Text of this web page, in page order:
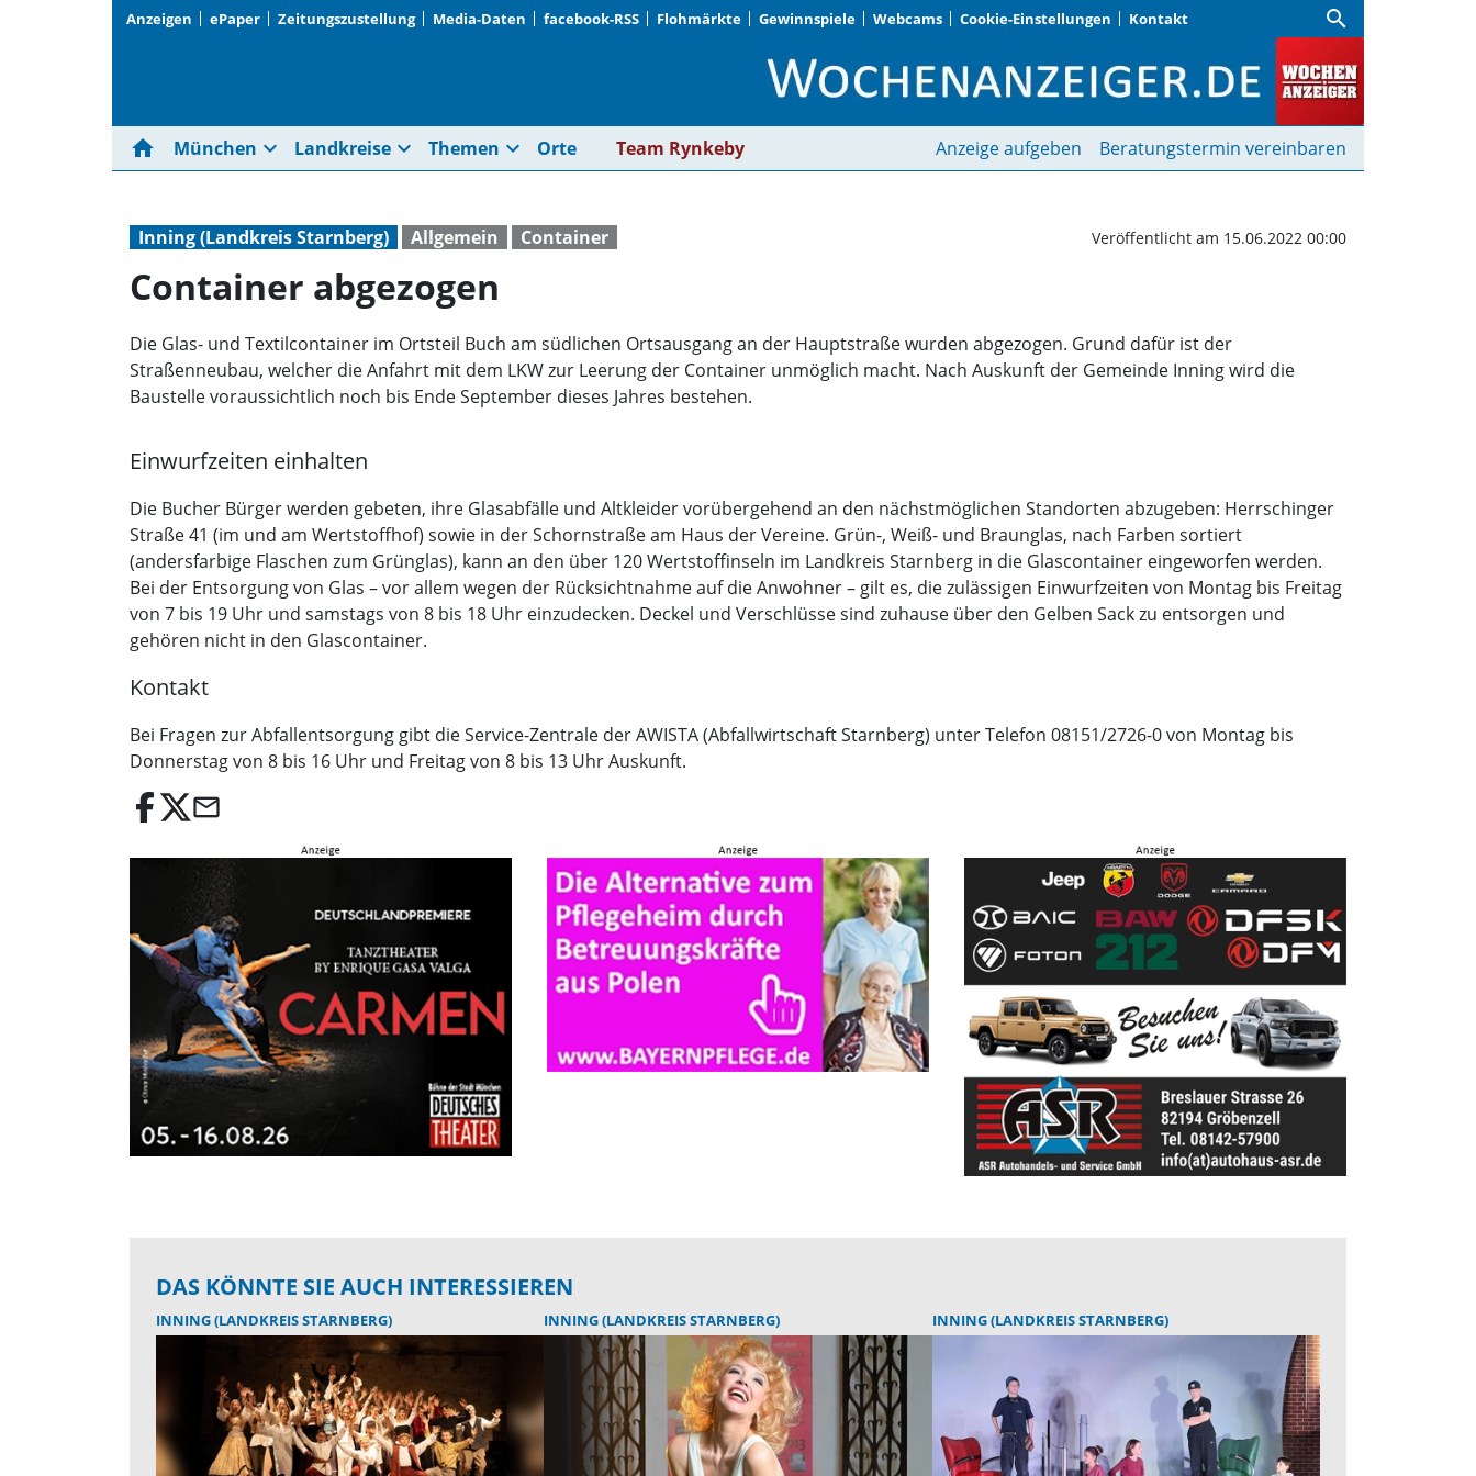
Anzeigen ePaper Zeitungszustellung Media-Daten facebook-RSS Flohmärkte Gewinnspiele Webcams Cookie-Einstellungen Kontakt search
Container abgezogen | Wochenanzeiger
home München expand_more Landkreise expand_more Themen expand_more Orte Team Rynkeby Anzeige aufgeben Beratungstermin vereinbaren
Inning (Landkreis Starnberg) Allgemein Container Veröffentlicht am 15.06.2022 00:00
Container abgezogen
Die Glas- und Textilcontainer im Ortsteil Buch am südlichen Ortsausgang an der Hauptstraße wurden abgezogen. Grund dafür ist der
Straßenneubau, welcher die Anfahrt mit dem LKW zur Leerung der Container unmöglich macht. Nach Auskunft der Gemeinde Inning wird die
Baustelle voraussichtlich noch bis Ende September dieses Jahres bestehen.
Einwurfzeiten einhalten
Die Bucher Bürger werden gebeten, ihre Glasabfälle und Altkleider vorübergehend an den nächstmöglichen Standorten abzugeben: Herrschinger
Straße 41 (im und am Wertstoffhof) sowie in der Schornstraße am Haus der Vereine. Grün-, Weiß- und Braunglas, nach Farben sortiert
(andersfarbige Flaschen zum Grünglas), kann an den über 120 Wertstoffinseln im Landkreis Starnberg in die Glascontainer eingeworfen werden.
Bei der Entsorgung von Glas – vor allem wegen der Rücksichtnahme auf die Anwohner – gilt es, die zulässigen Einwurfzeiten von Montag bis Freitag
von 7 bis 19 Uhr und samstags von 8 bis 18 Uhr einzudecken. Deckel und Verschlüsse sind zuhause über den Gelben Sack zu entsorgen und
gehören nicht in den Glascontainer.
Kontakt
Bei Fragen zur Abfallentsorgung gibt die Service-Zentrale der AWISTA (Abfallwirtschaft Starnberg) unter Telefon 08151/2726-0 von Montag bis
Donnerstag von 8 bis 16 Uhr und Freitag von 8 bis 13 Uhr Auskunft.
email
DAS KÖNNTE SIE AUCH INTERESSIEREN
INNING (LANDKREIS STARNBERG) INNING (LANDKREIS STARNBERG) INNING (LANDKREIS STARNBERG)